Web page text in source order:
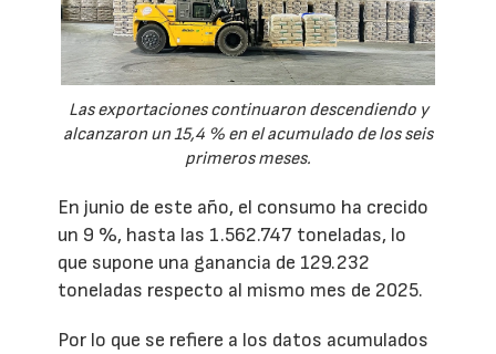
Las exportaciones continuaron descendiendo y
alcanzaron un 15,4 % en el acumulado de los seis
primeros meses.
En junio de este año, el consumo ha crecido
un 9 %, hasta las 1.562.747 toneladas, lo
que supone una ganancia de 129.232
toneladas respecto al mismo mes de 2025.
Por lo que se refiere a los datos acumulados